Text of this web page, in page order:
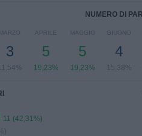
NUMERO DI
MARZO
3
APRILE
5
19,23%
MAGGIO
5
19,23%
GIUGNO
4
15,38%
11 (42,31%)